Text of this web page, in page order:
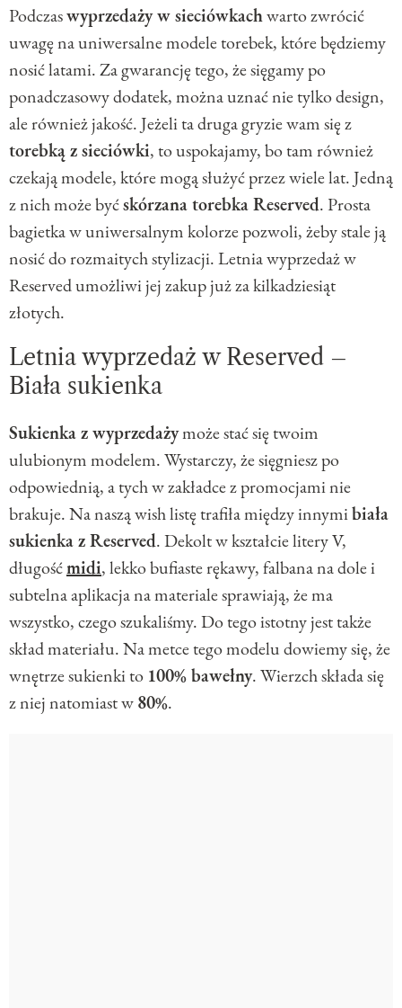
Podczaswyprzedaży w sieciówkachwarto zwrócić
uwagę na uniwersalne modele torebek, które będziemy
nosić latami. Za gwarancję tego, że sięgamy po
ponadczasowy dodatek, można uznać nie tylko design,
ale również jakość. Jeżeli ta druga gryzie wam się z
torebką z sieciówki, to uspokajamy, bo tam również
czekają modele, które mogą służyć przez wiele lat. Jedną
z nich może byćskórzana torebka Reserved. Prosta
bagietka w uniwersalnym kolorze pozwoli, żeby stale ją
nosić do rozmaitych stylizacji. Letnia wyprzedaż w
Reserved umożliwi jej zakup już za kilkadziesiąt
złotych.
Letnia wyprzedaż w Reserved –
Biała sukienka
Sukienka z wyprzedażymoże stać się twoim
ulubionym modelem. Wystarczy, że sięgniesz po
odpowiednią, a tych w zakładce z promocjami nie
brakuje. Na naszą wish listę trafiła między innymibiała
sukienka z Reserved. Dekolt w kształcie litery V,
długośćmidi, lekko bufiaste rękawy, falbana na dole i
subtelna aplikacja na materiale sprawiają, że ma
wszystko, czego szukaliśmy. Do tego istotny jest także
skład materiału. Na metce tego modelu dowiemy się, że
wnętrze sukienki to 100% bawełny. Wierzch składa się
z niej natomiast w80%.